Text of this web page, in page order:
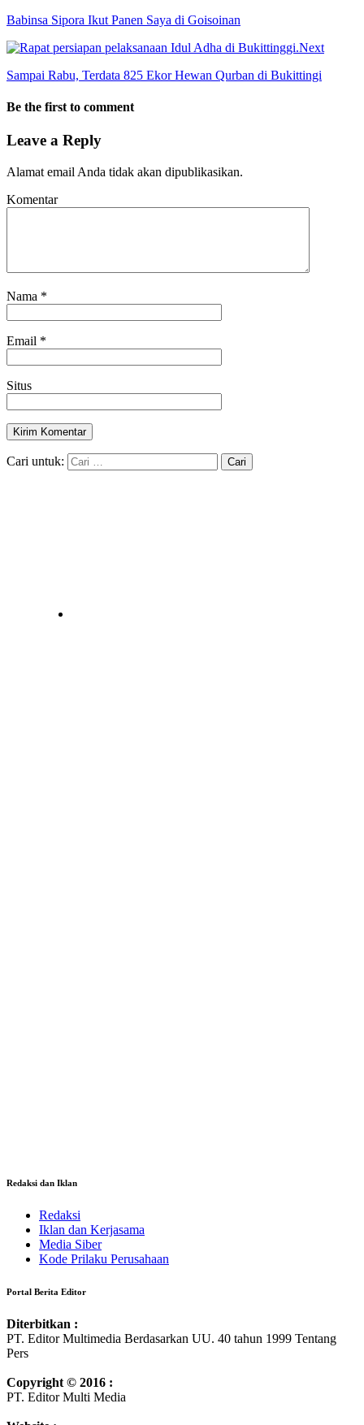
Babinsa Sipora Ikut Panen Saya di Goisoinan
Next
Sampai Rabu, Terdata 825 Ekor Hewan Qurban di Bukittingi
Be the first to comment
Leave a Reply
Alamat email Anda tidak akan dipublikasikan.
Komentar
Nama *
Email *
Situs
Cari untuk:
Redaksi dan Iklan
Redaksi
Iklan dan Kerjasama
Media Siber
Kode Prilaku Perusahaan
Portal Berita Editor
Diterbitkan :
PT. Editor Multimedia Berdasarkan UU. 40 tahun 1999 Tentang
Pers
Copyright © 2016 :
PT. Editor Multi Media